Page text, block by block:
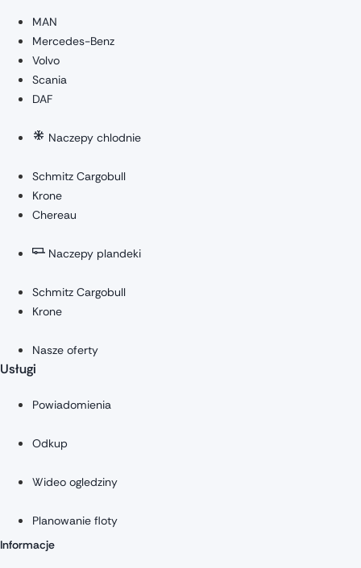
MAN
Mercedes-Benz
Volvo
Scania
DAF
Naczepy chlodnie
Schmitz Cargobull
Krone
Chereau
Naczepy plandeki
Schmitz Cargobull
Krone
Nasze oferty
Usługi
Powiadomienia
Odkup
Wideo ogledziny
Planowanie floty
Informacje